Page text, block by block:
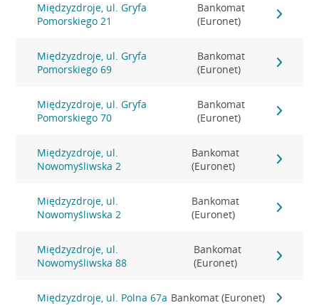
Międzyzdroje, ul. Gryfa
Pomorskiego 21
Bankomat
(Euronet)
Międzyzdroje, ul. Gryfa
Pomorskiego 69
Bankomat
(Euronet)
Międzyzdroje, ul. Gryfa
Pomorskiego 70
Bankomat
(Euronet)
Międzyzdroje, ul.
Nowomyśliwska 2
Bankomat
(Euronet)
Międzyzdroje, ul.
Nowomyśliwska 2
Bankomat
(Euronet)
Międzyzdroje, ul.
Nowomyśliwska 88
Bankomat
(Euronet)
Międzyzdroje, ul. Polna 67a Bankomat (Euronet)